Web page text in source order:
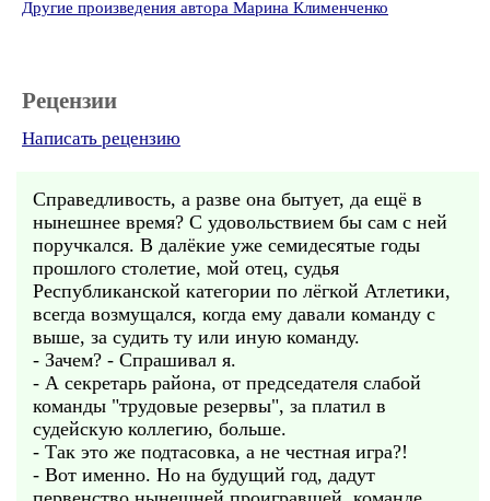
Другие произведения автора Марина Клименченко
Рецензии
Написать рецензию
Справедливость, а разве она бытует, да ещё в
нынешнее время? С удовольствием бы сам с ней
поручкался. В далёкие уже семидесятые годы
прошлого столетие, мой отец, судья
Республиканской категории по лёгкой Атлетики,
всегда возмущался, когда ему давали команду с
выше, за судить ту или иную команду.
- Зачем? - Спрашивал я.
- А секретарь района, от председателя слабой
команды "трудовые резервы", за платил в
судейскую коллегию, больше.
- Так это же подтасовка, а не честная игра?!
- Вот именно. Но на будущий год, дадут